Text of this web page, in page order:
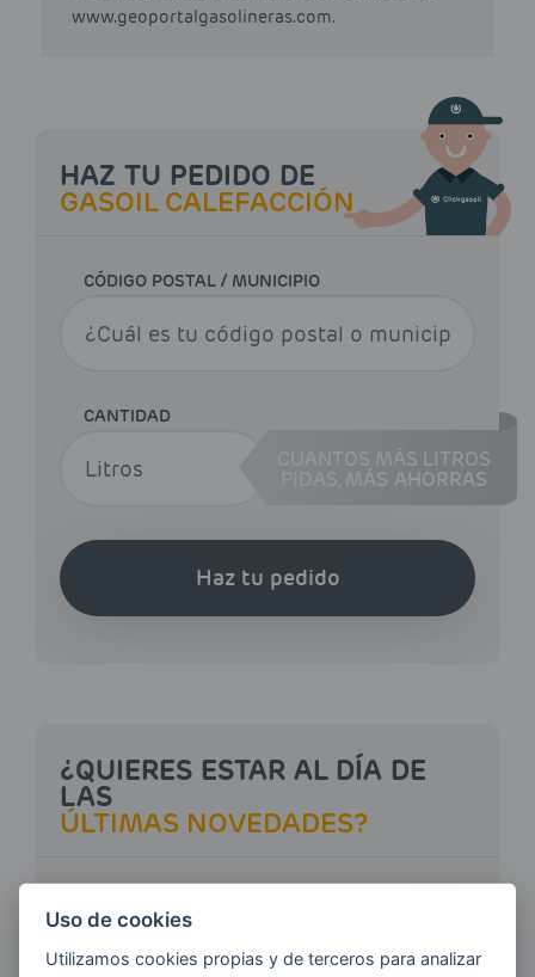
www.geoportalgasolineras.com.
HAZ TU PEDIDO DE
GASOIL CALEFACCIÓN
CÓDIGO POSTAL / MUNICIPIO
CANTIDAD
CUANTOS MÁS LITROS
MÁS AHORRAS
Haz tu pedido
¿QUIERES ESTAR AL DÍA DE
LAS
ÚLTIMAS NOVEDADES?
Uso de cookies
Utilizamos cookies propias y de terceros para analizar